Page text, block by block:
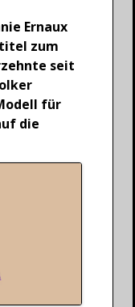
Ernaux
zum
seit
für
die